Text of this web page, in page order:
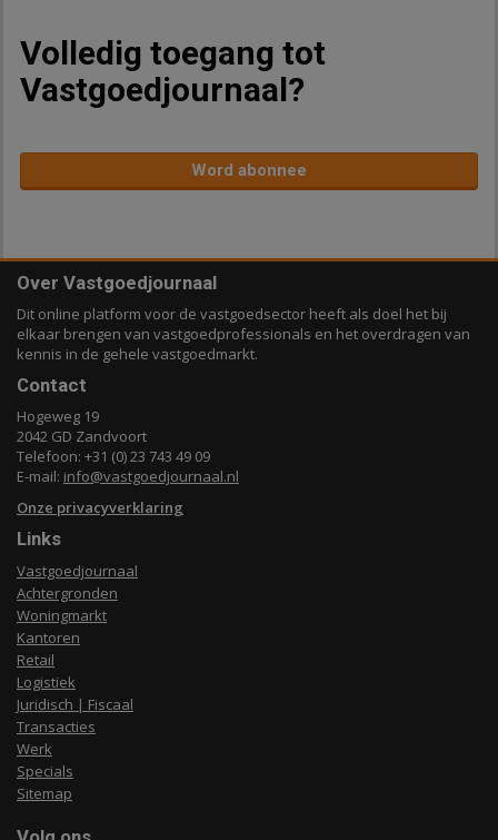
Volledig toegang tot
Vastgoedjournaal?
Word abonnee
Over Vastgoedjournaal
Dit online platform voor de vastgoedsector heeft als doel het bij
elkaar brengen van vastgoedprofessionals en het overdragen van
kennis in de gehele vastgoedmarkt.
Contact
Hogeweg 19
2042 GD Zandvoort
Telefoon: +31 (0) 23 743 49 09
E-mail: info@vastgoedjournaal.nl
Onze privacyverklaring
Links
Vastgoedjournaal
Achtergronden
Woningmarkt
Kantoren
Retail
Logistiek
Juridisch | Fiscaal
Transacties
Werk
Specials
Sitemap